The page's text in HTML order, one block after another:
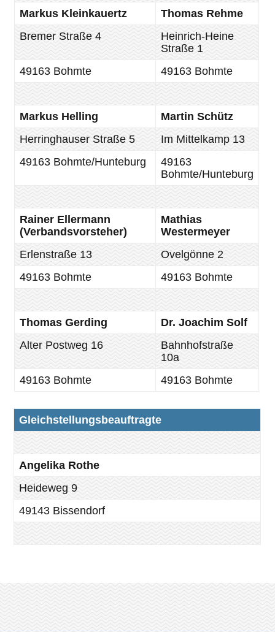
Markus Kleinkauertz
Thomas Rehme
Bremer Straße 4
Heinrich-Heine
Straße 1
49163 Bohmte
49163 Bohmte
Markus Helling
Martin Schütz
Herringhauser Straße 5
Im Mittelkamp 13
49163 Bohmte/Hunteburg
49163
Bohmte/Hunteburg
Rainer Ellermann
(Verbandsvorsteher)
Mathias
Westermeyer
Erlenstraße 13
Ovelgönne 2
49163 Bohmte
49163 Bohmte
Thomas Gerding
Dr. Joachim Solf
Alter Postweg 16
Bahnhofstraße
10a
49163 Bohmte
49163 Bohmte
Gleichstellungsbeauftragte
Angelika Rothe
Heideweg 9
49143 Bissendorf